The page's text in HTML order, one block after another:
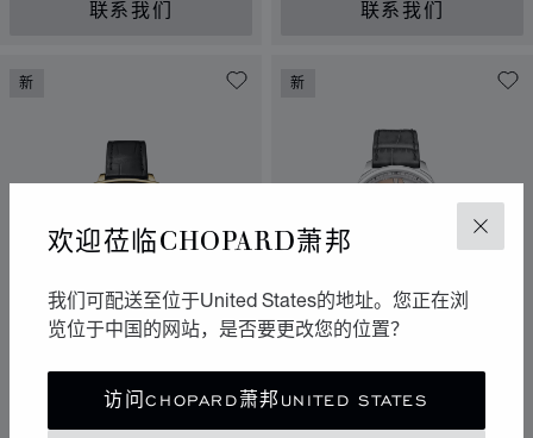
关闭
欢迎莅临CHOPARD萧邦
我们可配送至位于United States的地址。您正在浏
览位于中国的网站，是否要更改您的位置？
访问CHOPARD萧邦UNITED STATES
联系我们 联系我们
新 新
L.U.C STRIKE ONE 钛金
属腕表